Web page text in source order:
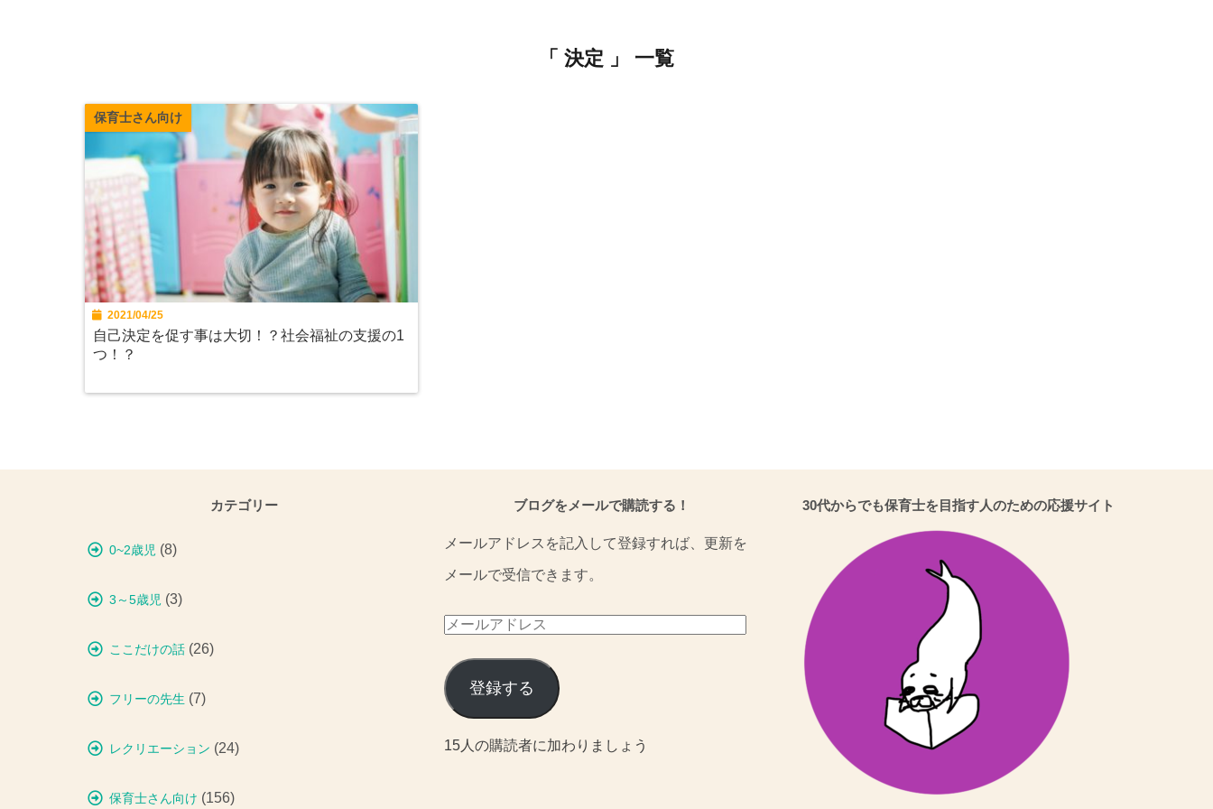
「 決定 」 一覧
保育士さん向け
2021/04/25
自己決定を促す事は大切！？社会福祉の支援の1
つ！？
カテゴリー
0~2歳児 (8)
3～5歳児 (3)
ここだけの話 (26)
フリーの先生 (7)
レクリエーション (24)
保育士さん向け (156)
ブログをメールで購読する！
メールアドレスを記入して登録すれば、更新を
メールで受信できます。
メ
ル
ア
ド
登録する
15人の購読者に加わりましょう
30代からでも保育士を目指す人のための応援サイト